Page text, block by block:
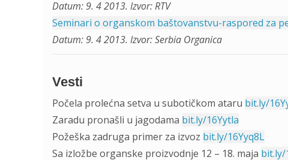
Datum: 9. 4 2013. Izvor: RTV
Seminari o organskom baštovanstvu-raspored za
Datum: 9. 4 2013. Izvor: Serbia Organica
Vesti
Počela prolećna setva u subotičkom ataru bit.ly/
Zaradu pronašli u jagodama bit.ly/16Yytla
Požeška zadruga primer za izvoz bit.ly/16Yyq8L
Sa izložbe organske proizvodnje 12 – 18. maja bit.ly/